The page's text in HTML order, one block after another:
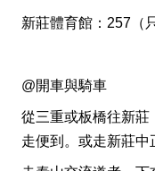
新莊體育館：257（
@開車與騎車
從三重或板橋往新莊
走便到。或走新莊中